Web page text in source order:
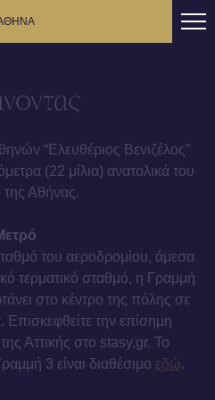
“Ελευθέριος Βενιζέλος”
(22 μίλια) ανατολικά του
της Αθήνας.
του αεροδρομίου, άμεσα
τερματικό σταθμό, η Γραμμή
στο κέντρο της πόλης σε
Επισκεφθείτε την επίσημη
Αττικής στο stasy.gr. Το
3 είναι διαθέσιμο εδώ.